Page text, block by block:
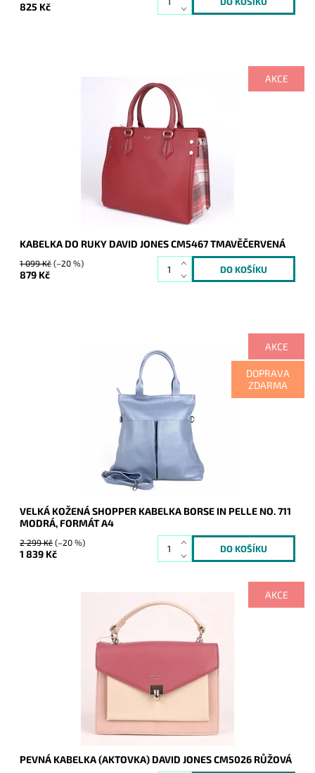
825 Kč
AKCE
Kabelka zaujme originálními bočními stranami, které jsou
kárované. Její maximalistický vzhled ocení každá žena.
Skladem
David Jones Paris
2 roky
KABELKA DO RUKY DAVID JONES CM5467 TMAVĚČERVENÁ
1 099 Kč(–20 %)
879 Kč
AKCE
DOPRAVA
ZDARMA
Velká modrá kožená shopper kabelka Borse in Pelle na
Skladem
Borse in pelle
VELKÁ KOŽENÁ SHOPPER KABELKA BORSE IN PELLE NO. 711
MODRÁ, FORMÁT A4
2 299 Kč(–20 %)
1 839 Kč
AKCE
Elegantní aktovka značky David Jones CM5026 v růžové
Skladem
1866
David Jones Paris
PEVNÁ KABELKA (AKTOVKA) DAVID JONES CM5026 RŮŽOVÁ